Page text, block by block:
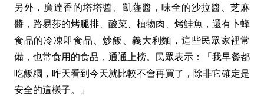
另外，廣達香的塔塔醬、凱薩醬，味全的沙拉醬、芝麻
醬，路易莎的烤腿排、酸菜、植物肉、烤鮭魚，還有卜蜂
食品的冷凍即食品、炒飯、義大利麵，這些民眾家裡常
備，也常食用的食品，通通上榜。民眾表示：「我早餐都
吃飯糰，昨天看到今天就比較不會再買了，除非它確定是
安全的這樣子。」